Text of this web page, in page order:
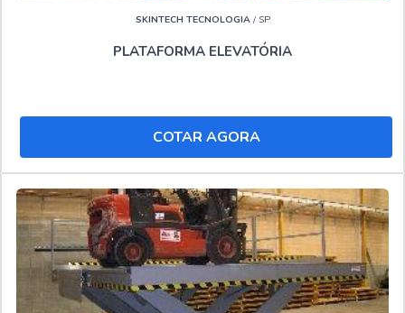
SKINTECH TECNOLOGIA/ SP
PLATAFORMA ELEVATÓRIA
COTAR AGORA